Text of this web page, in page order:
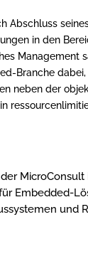
Abschluss
in den
Management
Branche
neben der
MicroConsult
Embedded-
und